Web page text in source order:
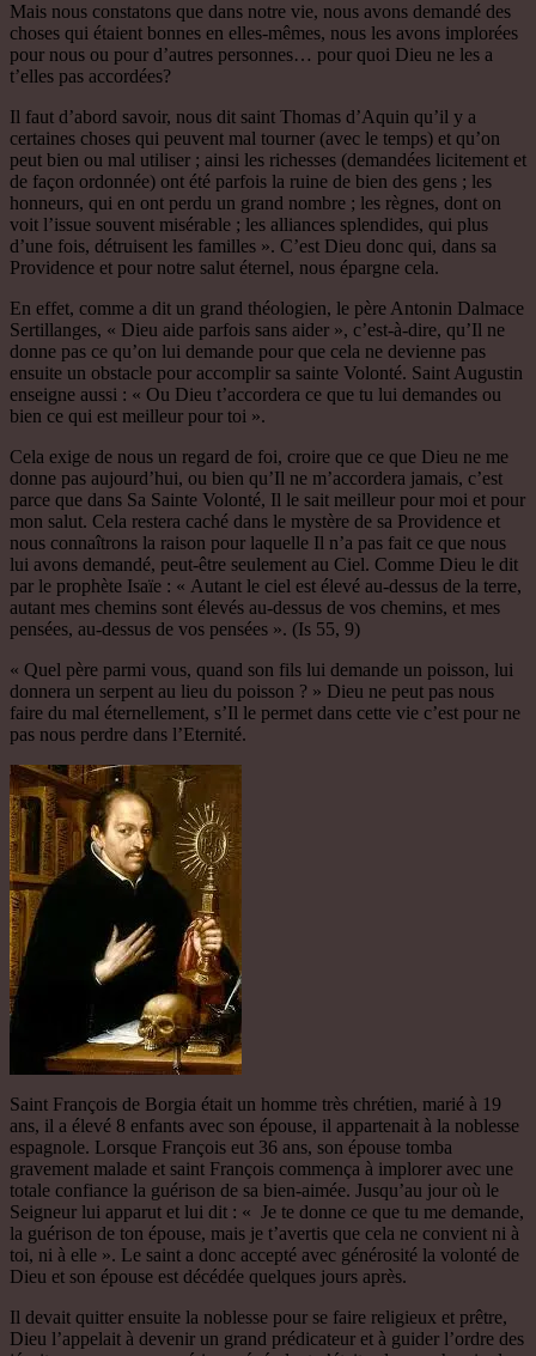
Mais nous constatons que dans notre vie, nous avons demandé des
choses qui étaient bonnes en elles-mêmes, nous les avons implorées
pour nous ou pour d’autres personnes… pour quoi Dieu ne les a
t’elles pas accordées?
Il faut d’abord savoir, nous dit saint Thomas d’Aquin qu’il y a
certaines choses qui peuvent mal tourner (avec le temps) et qu’on
peut bien ou mal utiliser ; ainsi les richesses (demandées licitement et
de façon ordonnée) ont été parfois la ruine de bien des gens ; les
honneurs, qui en ont perdu un grand nombre ; les règnes, dont on
voit l’issue souvent misérable ; les alliances splendides, qui plus
d’une fois, détruisent les familles ». C’est Dieu donc qui, dans sa
Providence et pour notre salut éternel, nous épargne cela.
En effet, comme a dit un grand théologien, le père Antonin Dalmace
Sertillanges, « Dieu aide parfois sans aider », c’est-à-dire, qu’Il ne
donne pas ce qu’on lui demande pour que cela ne devienne pas
ensuite un obstacle pour accomplir sa sainte Volonté. Saint Augustin
enseigne aussi : « Ou Dieu t’accordera ce que tu lui demandes ou
bien ce qui est meilleur pour toi ».
Cela exige de nous un regard de foi, croire que ce que Dieu ne me
donne pas aujourd’hui, ou bien qu’Il ne m’accordera jamais, c’est
parce que dans Sa Sainte Volonté, Il le sait meilleur pour moi et pour
mon salut. Cela restera caché dans le mystère de sa Providence et
nous connaîtrons la raison pour laquelle Il n’a pas fait ce que nous
lui avons demandé, peut-être seulement au Ciel. Comme Dieu le dit
par le prophète Isaïe : « Autant le ciel est élevé au-dessus de la terre,
autant mes chemins sont élevés au-dessus de vos chemins, et mes
pensées, au-dessus de vos pensées ». (Is 55, 9)
« Quel père parmi vous, quand son fils lui demande un poisson, lui
donnera un serpent au lieu du poisson ? » Dieu ne peut pas nous
faire du mal éternellement, s’Il le permet dans cette vie c’est pour ne
pas nous perdre dans l’Eternité.
Saint François de Borgia était un homme très chrétien, marié à 19
ans, il a élevé 8 enfants avec son épouse, il appartenait à la noblesse
espagnole. Lorsque François eut 36 ans, son épouse tomba
gravement malade et saint François commença à implorer avec une
totale confiance la guérison de sa bien-aimée. Jusqu’au jour où le
Seigneur lui apparut et lui dit : « Je te donne ce que tu me demande,
la guérison de ton épouse, mais je t’avertis que cela ne convient ni à
toi, ni à elle ». Le saint a donc accepté avec générosité la volonté de
Dieu et son épouse est décédée quelques jours après.
Il devait quitter ensuite la noblesse pour se faire religieux et prêtre,
Dieu l’appelait à devenir un grand prédicateur et à guider l’ordre des